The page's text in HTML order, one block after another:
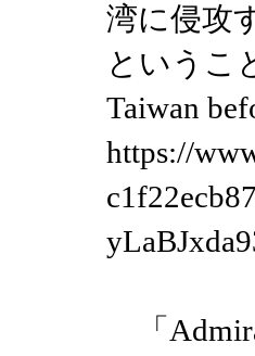
湾に侵攻
というこ
Taiwan
https://
「